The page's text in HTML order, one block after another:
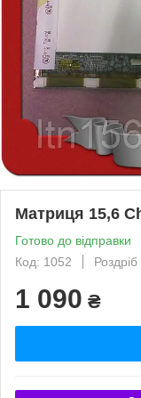
Матриця 15,6
Готово до відправки
Код: 1052
Роздріб
1 090 ₴